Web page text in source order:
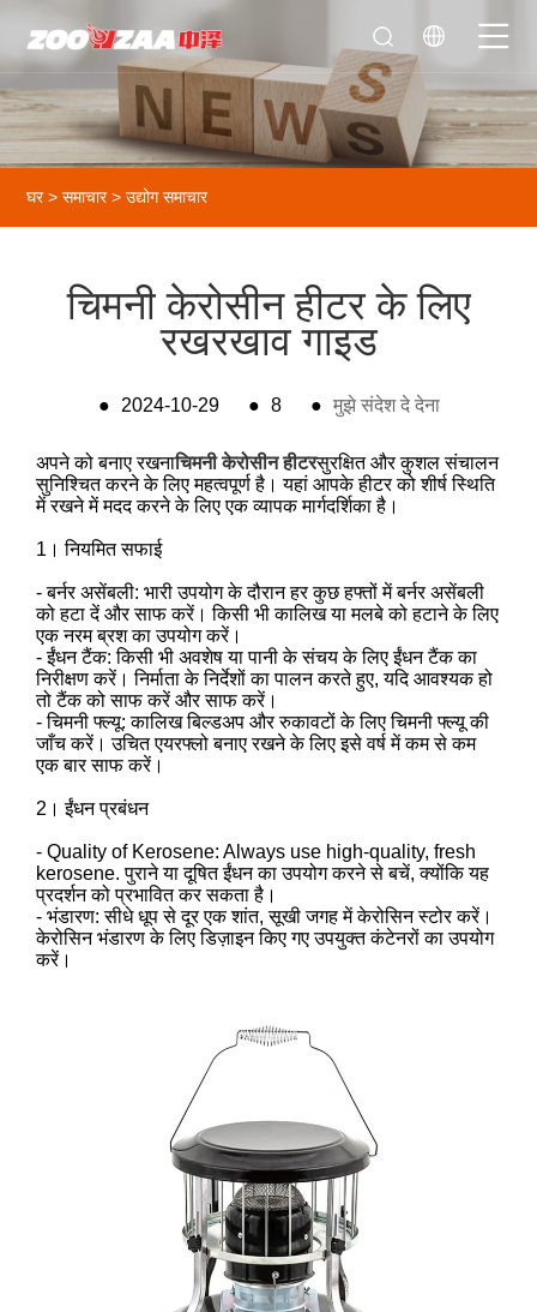
घर > समाचार>उद्योग समाचार
चिमनी केरोसीन हीटर के लिए
रखरखाव गाइड
● 2024-10-29 ● 8 ● मुझे संदेश दे देना
अपने को बनाए रखनाचिमनी केरोसीन हीटरसुरक्षित और कुशल संचालन
सुनिश्चित करने के लिए महत्वपूर्ण है। यहां आपके हीटर को शीर्ष स्थिति
में रखने में मदद करने के लिए एक व्यापक मार्गदर्शिका है।
1। नियमित सफाई
- बर्नर असेंबली: भारी उपयोग के दौरान हर कुछ हफ्तों में बर्नर असेंबली
को हटा दें और साफ करें। किसी भी कालिख या मलबे को हटाने के लिए
एक नरम ब्रश का उपयोग करें।
- ईंधन टैंक: किसी भी अवशेष या पानी के संचय के लिए ईंधन टैंक का
निरीक्षण करें। निर्माता के निर्देशों का पालन करते हुए, यदि आवश्यक हो
तो टैंक को साफ करें और साफ करें।
- चिमनी फ्ल्यू: कालिख बिल्डअप और रुकावटों के लिए चिमनी फ्ल्यू की
जाँच करें। उचित एयरफ्लो बनाए रखने के लिए इसे वर्ष में कम से कम
एक बार साफ करें।
2। ईंधन प्रबंधन
- Quality of Kerosene: Always use high-quality, fresh
kerosene. पुराने या दूषित ईंधन का उपयोग करने से बचें, क्योंकि यह
प्रदर्शन को प्रभावित कर सकता है।
- भंडारण: सीधे धूप से दूर एक शांत, सूखी जगह में केरोसिन स्टोर करें।
केरोसिन भंडारण के लिए डिज़ाइन किए गए उपयुक्त कंटेनरों का उपयोग
करें।